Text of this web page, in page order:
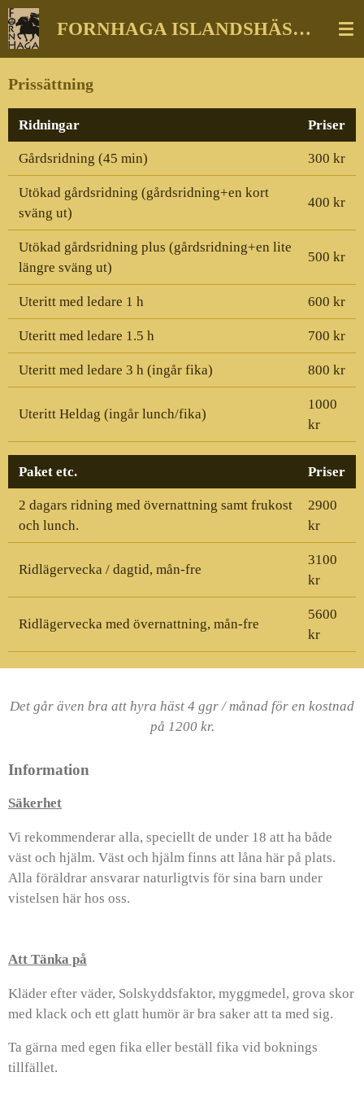
Hoppa
till
huvudinnehållet
FORNHAGA ISLANDSHÄSTAR
Prissättning
Ridningar Priser
Gårdsridning (45 min) 300 kr
Utökad gårdsridning (gårdsridning+en kort
sväng ut)
400 kr
Utökad gårdsridning plus (gårdsridning+en lite
längre sväng ut)
500 kr
Uteritt med ledare 1 h 600 kr
Uteritt med ledare 1.5 h 700 kr
Uteritt med ledare 3 h (ingår fika) 800 kr
Uteritt Heldag (ingår lunch/fika)
1000
kr
Paket etc. Priser
2 dagars ridning med övernattning samt frukost
och lunch.
2900
kr
Ridlägervecka / dagtid, mån-fre
3100
kr
Ridlägervecka med övernattning, mån-fre
5600
kr
Det går även bra att hyra häst 4 ggr / månad för en kostnad
på 1200 kr.
Information
Säkerhet
Vi rekommenderar alla, speciellt de under 18 att ha både
väst och hjälm. Väst och hjälm finns att låna här på plats.
Alla föräldrar ansvarar naturligtvis för sina barn under
vistelsen här hos oss.
Att Tänka på
Kläder efter väder, Solskyddsfaktor, myggmedel, grova skor
med klack och ett glatt humör är bra saker att ta med sig.
Ta gärna med egen fika eller beställ fika vid boknings
tillfället.